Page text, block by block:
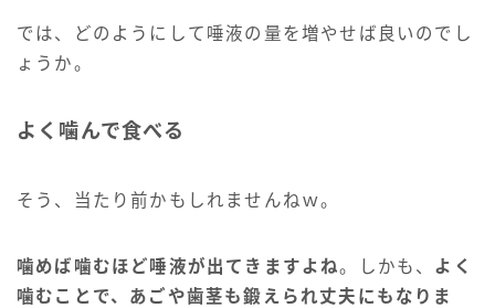
では、どのようにして唾液の量を増やせば良いのでし
ょうか。
よく噛んで食べる
そう、当たり前かもしれませんねｗ。
噛めば噛むほど唾液が出てきますよね。しかも、 よく
噛むことで、あごや歯茎も鍛えられ丈夫にもなりま